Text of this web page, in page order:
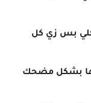
بس زي كل
بشكل مضحك